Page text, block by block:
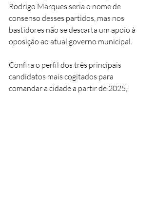
Rodrigo Marques seria o nome de
consenso desses partidos, mas nos
bastidores não se descarta um apoio à
oposição ao atual governo municipal.
Confira o perfil dos três principais
candidatos mais cogitados para
comandar a cidade a partir de 2025,